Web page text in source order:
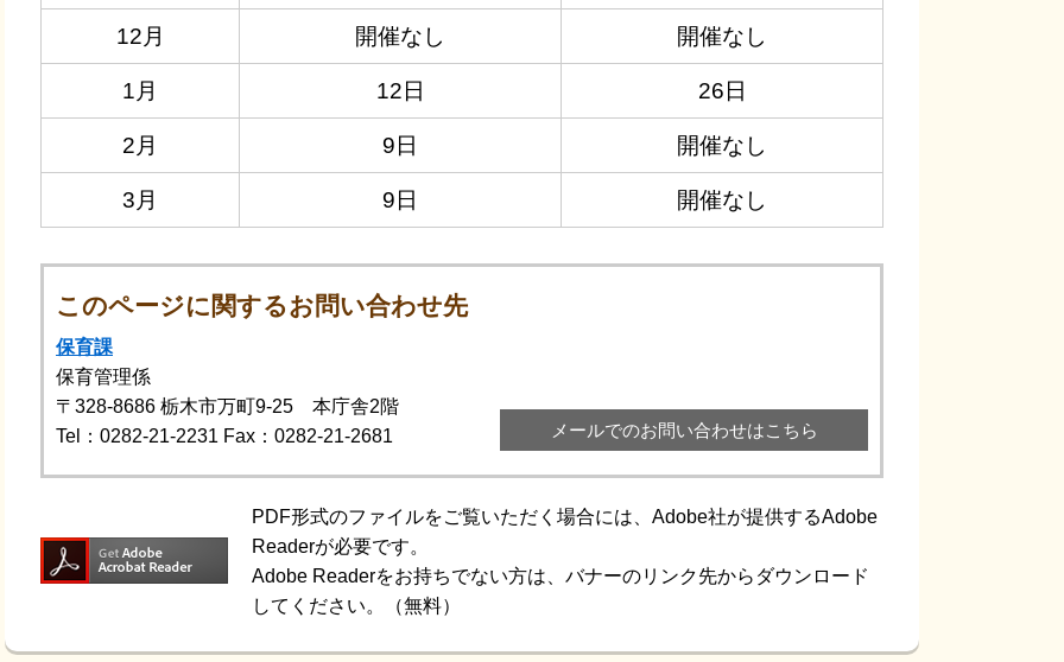
12月 開催なし​ 開催なし
1月 12日 26日
2月 9日 開催なし
3月 9日 開催なし
このページに関するお問い合わせ先
保育課
保育管理係
〒328-8686 栃木市万町9-25 本庁舎2階
Tel：0282-21-2231 Fax：0282-21-2681 メールでのお問い合わせはこちら
PDF形式のファイルをご覧いただく場合には、Adobe社が提供するAdobe
Readerが必要です。
Adobe Readerをお持ちでない方は、バナーのリンク先からダウンロード
してください。（無料）